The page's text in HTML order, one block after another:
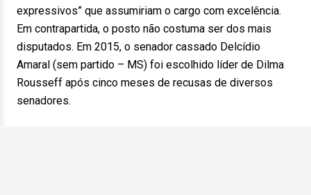
expressivos” que assumiriam o cargo com excelência.
Em contrapartida, o posto não costuma ser dos mais
disputados. Em 2015, o senador cassado Delcídio
Amaral (sem partido – MS) foi escolhido líder de Dilma
Rousseff após cinco meses de recusas de diversos
senadores.